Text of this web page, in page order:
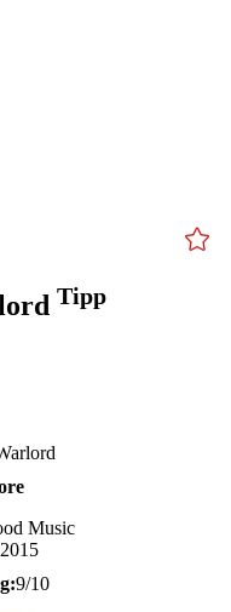
Tipp
Music
9/10